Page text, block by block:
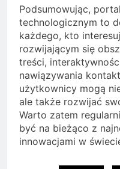
Podsumowując,
technologicznym to
każdego, kto
rozwijającym się
treści,
nawiązywania
użytkownicy mogą
ale także rozwijać
Warto zatem
być na bieżąco z
innowacjami w